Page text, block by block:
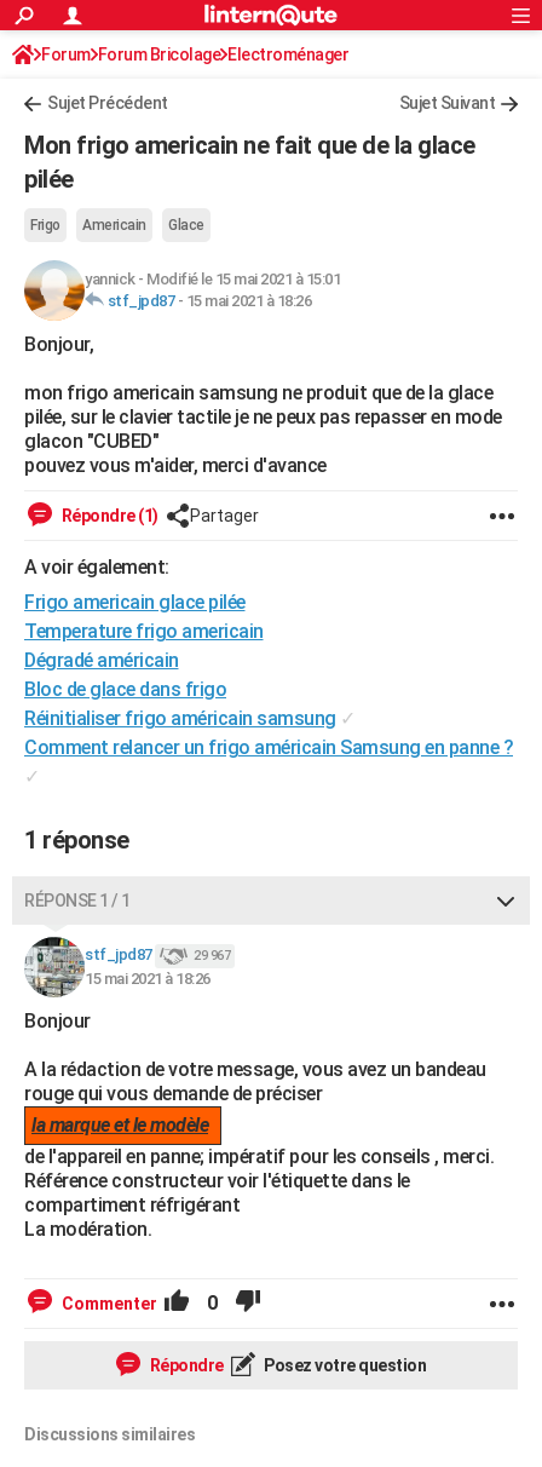
ACTUALITÉS
Politique
Société
Faits Divers
Education
Monde
Villes
+
Programme TV
Streaming
Cinéma
Sorties cinéma
Musique
FINANCE
Retraite
Impôts
Epargne
Immobilier
Risques naturels par ville
Banque
Assurance
Crédit
AUTO
Essais
Réserver un essai
Citadines
Berlines
SUV
Forum auto
HIGH-TECH
Mobiles
Meilleur smartphone
Internet
Ordinateurs
Jeux vidéo
Guide high-tech
BRICOLAGE
Guides de France
Escapades
Patrimoine
Expositions
Musées
Week-end nature
+LIFESTYLE
Art de vivre
Bien-être
Loisirs
Mode
Modes de vie
SANTE
Alimentation
Guide de la santé
Maladies
Médicaments
Sommeil
VOYAGE
Destinations
City break
Voyage nature
Voyage de noces
Forum
Climat
+PHOTO
GUIDES D'ACHAT
BONS PLANS
CARTE DE VOEUX
Carte de Noël
Carte Bonne année
Carte Saint-Valentin
Carte Pâques
Carte d'anniversaire
DICTIONNAIRE
S'inscrire
Se connecter
Lycées
Collèges
Primaires
Universités
Entreprises
Service militaire
Avis de recherche
FORUM
S'inscrire
Connexion
Forum Forum Bricolage Electroménager
Sujet Précédent Sujet Suivant
Mon frigo americain ne fait que de la glace
pilée
Frigo Americain Glace
yannick- Modifié le 15 mai 2021 à 15:01
stf_jpd87- 15 mai 2021 à 18:26
Bonjour,
mon frigo americain samsung ne produit que de la glace
pilée, sur le clavier tactile je ne peux pas repasser en mode
glacon "CUBED"
pouvez vous m'aider, merci d'avance
Répondre (1) Partager
A voir également:
Frigo americain glace pilée
Temperature frigo americain
Dégradé américain
Bloc de glace dans frigo
Réinitialiser frigo américain samsung ✓
Comment relancer un frigo américain Samsung en panne ?
✓
1 réponse
RÉPONSE 1 / 1
stf_jpd87 29 967
15 mai 2021 à 18:26
Bonjour
A la rédaction de votre message, vous avez un bandeau
rouge qui vous demande de préciser
la marque et le modèle
de l'appareil en panne; impératif pour les conseils , merci.
Référence constructeur voir l'étiquette dans le
compartiment réfrigérant
La modération.
Commenter 0
Répondre Posez votre question
Discussions similaires